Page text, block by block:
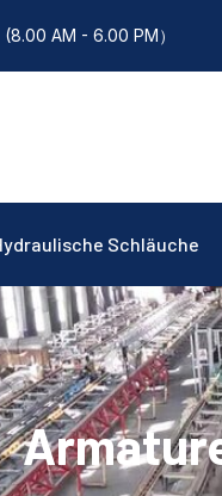
AM - 6.00 PM）
Schläuche